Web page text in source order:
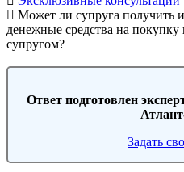
Может ли супруга получить
денежные средства на
супругом?
Ответ подготовлен
Задать